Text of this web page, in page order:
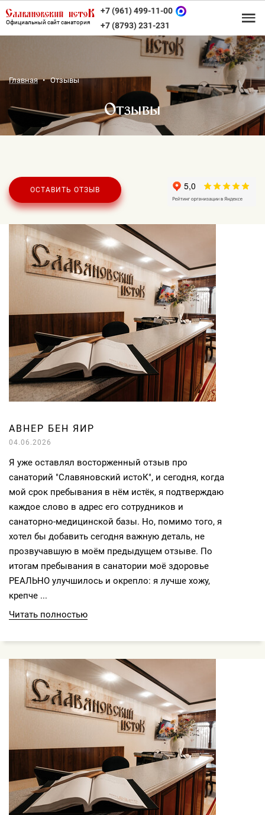
Официальный сайт санатория
+7 (961) 499-11-00
+7 (8793) 231-231
Главная Отзывы
Отзывы
ОСТАВИТЬ ОТЗЫВ
АВНЕР БЕН ЯИР
04.06.2026
Я уже оставлял восторженный отзыв про
санаторий "Славяновский истоК", и сегодня, когда
мой срок пребывания в нём истёк, я подтверждаю
каждое слово в адрес его сотрудников и
санаторно-медицинской базы. Но, помимо того, я
хотел бы добавить сегодня важную деталь, не
прозвучавшую в моём предыдущем отзыве. По
итогам пребывания в санатории моё здоровье
РЕАЛЬНО улучшилось и окрепло: я лучше хожу,
крепче ...
Читать полностью